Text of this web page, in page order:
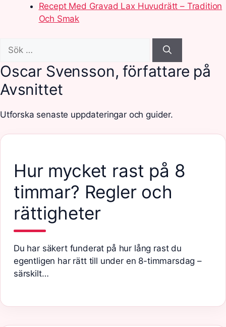
Recept Med Gravad Lax Huvudrätt – Tradition
Och Smak
efter:
Oscar Svensson, författare på
Avsnittet
Utforska senaste uppdateringar och guider.
Hur mycket rast på 8
timmar? Regler och
rättigheter
Du har säkert funderat på hur lång rast du
egentligen har rätt till under en 8-timmarsdag –
särskilt…